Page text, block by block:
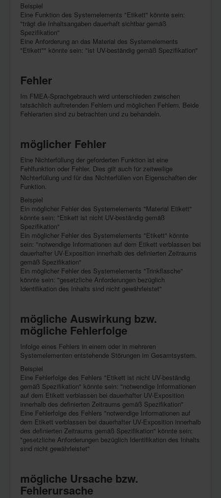
Beispiel
Eine Funktion des Systemelements "Etikett" könnte sein:
"trägt die Inhaltsangaben dauerhaft sichtbar gemäß
Spezifikation"
Eine Anforderung an das Material des Systemelements
"Etikett"" könnte sein: "ist UV-beständig gemäß Spezifikation"
Fehler
Im FMEA-Sprachgebrauch wird unterschieden zwischen
tatsächlich auftretenden Fehlern und möglichen Fehlern. Beide
Fehlerarten sind zu betrachten und zu behandeln.
möglicher Fehler
Eine Nichterfüllung der geforderten Funktion ist eine
Fehlfunktion oder Fehler. Dies gilt auch für zeitweilige
Nichterfüllung und für das Nichterfüllen von Eigenschaften der
Funktion.
Beispiel
Ein möglicher Fehler des Systemelements "Material Etikett"
könnte sein: "Etikett ist nicht UV-beständig gemäß
Spezifikation"
Ein möglicher Fehler des Systemelements "Etikett" könnte
sein: "notwendige Informationen auf dem Etikett verblassen bei
dauerhafter UV-Exposition innerhalb des definierten Zeitraums
gemäß Spezifikation"
Ein möglicher Fehler des Systemelements "Trinkflasche"
könnte sein: "gesetzliche Anforderungen bezüglich
Identifikation des Inhalts sind nicht gewährleistet"
mögliche Auswirkung bzw.
mögliche Fehlerfolge
Infolge eines Fehlers in einem oder in mehreren
Systemelementen entstehende Störungen im Gesamtsystem.
Beispiel
Eine Fehlerfolge des Fehlers "Etikett ist nicht UV-beständig
gemäß Spezifikation" könnte sein: "notwendige Informationen
auf dem Etikett verblassen bei dauerhafter UV-Exposition
innerhalb des definierten Zeitraums gemäß Spezifikation"
Eine Fehlerfolge des Fehlers "notwendige Informationen auf
dem Etikett verblassen bei dauerhafter UV-Exposition innerhalb
des definierten Zeitraums gemäß Spezifikation" könnte sein:
"gesetzliche Anforderungen bezüglich Identifikation des Inhalts
sind nicht gewährleistet"
mögliche Ursache bzw.
Fehlerursache